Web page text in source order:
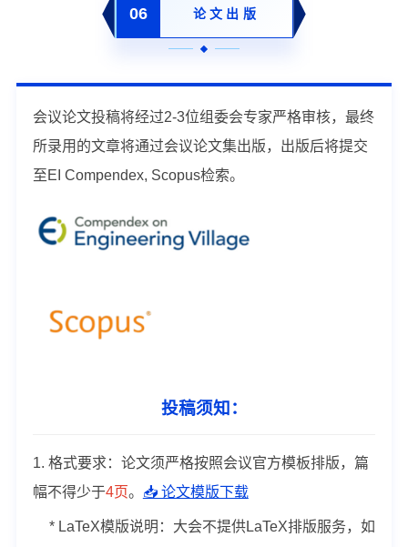
06 论文出版
会议论文投稿将经过2-3位组委会专家严格审核，最终
所录用的文章将通过会议论文集出版，出版后将提交
至EI Compendex, Scopus检索。
投稿须知：
1. 格式要求：论文须严格按照会议官方模板排版，篇
幅不得少于4页。 📥 论文模版下载
* LaTeX模版说明：大会不提供LaTeX排版服务，如